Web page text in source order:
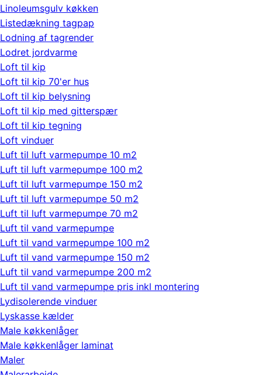
Linoleumsgulv køkken
Listedækning tagpap
Lodning af tagrender
Lodret jordvarme
Loft til kip
Loft til kip 70'er hus
Loft til kip belysning
Loft til kip med gitterspær
Loft til kip tegning
Loft vinduer
Luft til luft varmepumpe 10 m2
Luft til luft varmepumpe 100 m2
Luft til luft varmepumpe 150 m2
Luft til luft varmepumpe 50 m2
Luft til luft varmepumpe 70 m2
Luft til vand varmepumpe
Luft til vand varmepumpe 100 m2
Luft til vand varmepumpe 150 m2
Luft til vand varmepumpe 200 m2
Luft til vand varmepumpe pris inkl montering
Lydisolerende vinduer
Lyskasse kælder
Male køkkenlåger
Male køkkenlåger laminat
Maler